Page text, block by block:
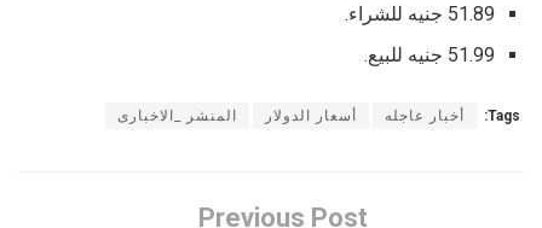
51.89 جنيه للشراء.
51.99 جنيه للبيع.
Tags: أخبار عاجله أسعار الدولار المنشر _الاخبارى
Previous Post